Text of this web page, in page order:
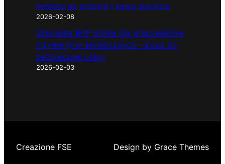
herbata na prezent i kawa ziarnista
2026-02-08
Szkolenia BHP online dla pracowników
inżynieryjno-technicznych – klucz do
bezpiecznej pracy
2026-02-03
Creazione FSE Design by Grace Themes